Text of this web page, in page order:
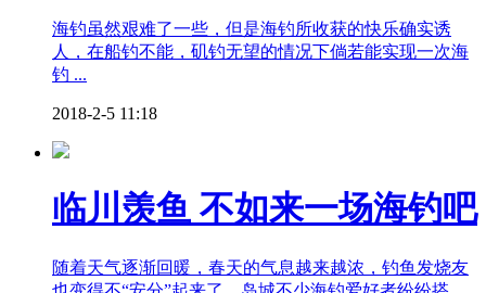
海钓虽然艰难了一些，但是海钓所收获的快乐确实诱
人，在船钓不能，矶钓无望的情况下倘若能实现一次海
钓 ...
2018-2-5 11:18
临川羡鱼 不如来一场海钓吧
随着天气逐渐回暖，春天的气息越来越浓，钓鱼发烧友